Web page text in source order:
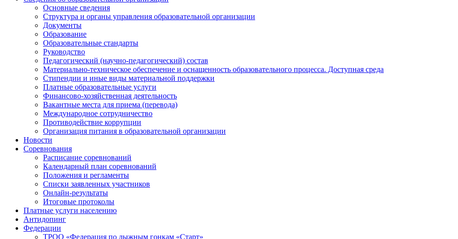
Основные сведения
Структура и органы управления образовательной организации
Документы
Образование
Образовательные стандарты
Руководство
Педагогический (научно-педагогический) состав
Материально-техническое обеспечение и оснащенность образовательного процесса. Доступная среда
Стипендии и иные виды материальной поддержки
Платные образовательные услуги
Финансово-хозяйственная деятельность
Вакантные места для приема (перевода)
Международное сотрудничество
Противодействие коррупции
Организация питания в образовательной организации
Новости
Соревнования
Расписание соревнований
Календарный план соревнований
Положения и регламенты
Списки заявленных участников
Онлайн-результаты
Итоговые протоколы
Платные услуги населению
Антидопинг
Федерации
ТРОО «Федерация по лыжным гонкам «Старт»